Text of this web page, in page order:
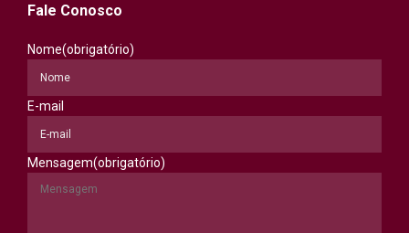
Fale Conosco
Nome(obrigatório)
E-mail
Mensagem(obrigatório)